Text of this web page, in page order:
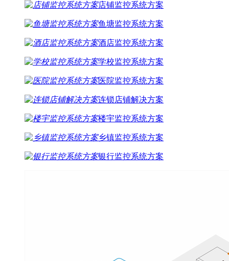
店铺监控系统方案
鱼塘监控系统方案
酒店监控系统方案
学校监控系统方案
医院监控系统方案
连锁店铺解决方案
楼宇监控系统方案
乡镇监控系统方案
银行监控系统方案